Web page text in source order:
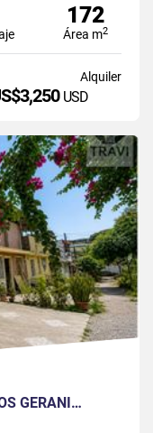
172
Área m2
Alquiler
USD
GERANI…